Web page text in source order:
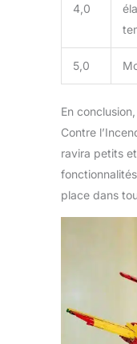
4,0
5,0
En
Contre
ravira petits
place dans